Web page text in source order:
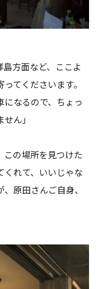
島方面など、ここよ
てくださいます。
なるので、ちょっ
ん」
この場所を見つけた
くれて、いいじゃな
原田さんご自身、